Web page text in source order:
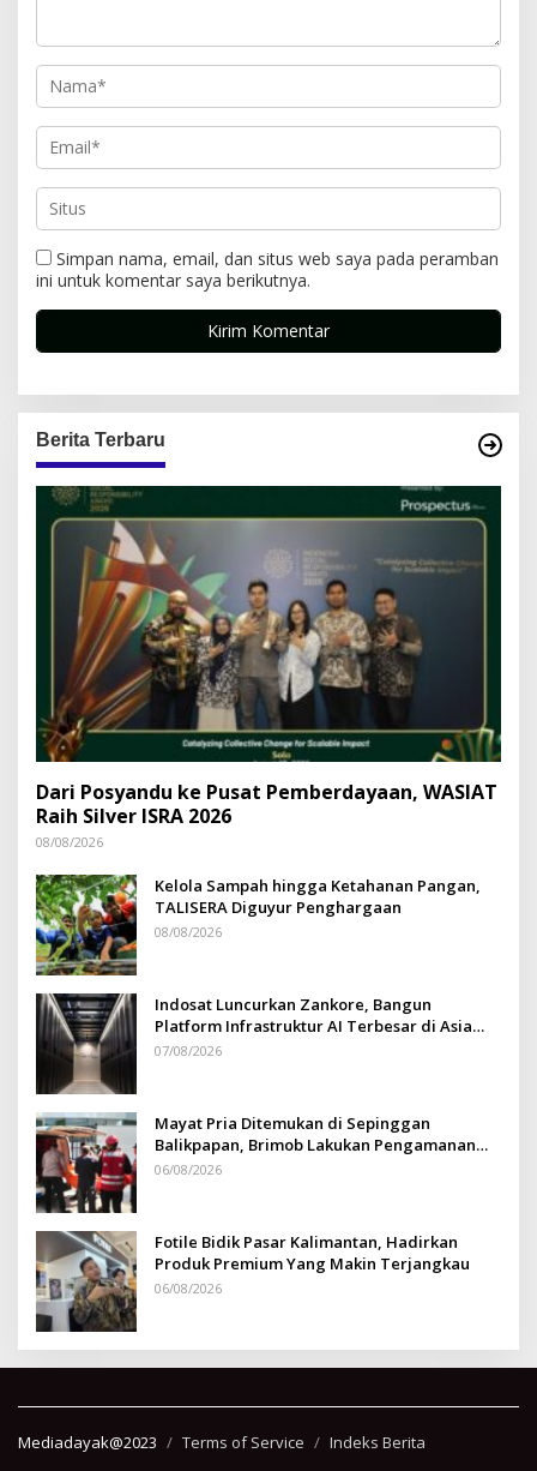
Simpan nama, email, dan situs web saya pada peramban
ini untuk komentar saya berikutnya.
Berita Terbaru
Dari Posyandu ke Pusat Pemberdayaan, WASIAT
Raih Silver ISRA 2026
08/08/2026
Kelola Sampah hingga Ketahanan Pangan,
TALISERA Diguyur Penghargaan
08/08/2026
Indosat Luncurkan Zankore, Bangun
Platform Infrastruktur AI Terbesar di Asia
Tenggara
07/08/2026
Mayat Pria Ditemukan di Sepinggan
Balikpapan, Brimob Lakukan Pengamanan
TKP
06/08/2026
Fotile Bidik Pasar Kalimantan, Hadirkan
Produk Premium Yang Makin Terjangkau
06/08/2026
Mediadayak@2023 Terms of Service Indeks Berita